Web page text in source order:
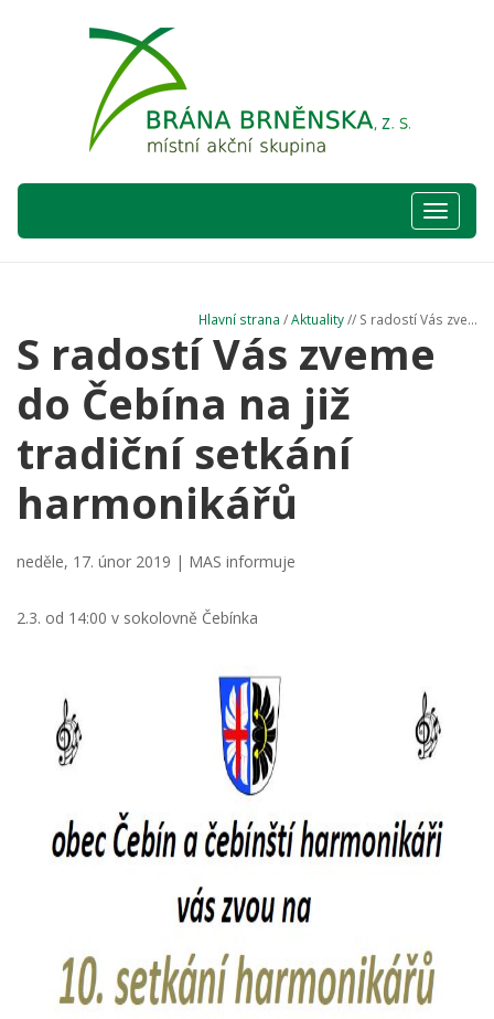
Hlavní
nabídka
Hlavní strana /Aktuality// S radostí Vás zve...
S radostí Vás zveme
do Čebína na již
tradiční setkání
harmonikářů
neděle, 17. únor 2019 | MAS informuje
2.3. od 14:00 v sokolovně Čebínka